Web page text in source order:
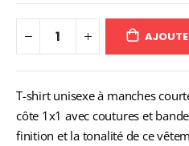
T-shirt unisexe à manches
côte 1x1 avec coutures et
finition et la tonalité de ce